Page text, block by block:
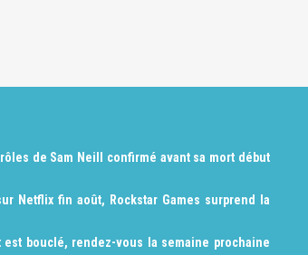
de Sam Neill confirmé avant sa mort début
Netflix fin août, Rockstar Games surprend la
bouclé, rendez-vous la semaine prochaine